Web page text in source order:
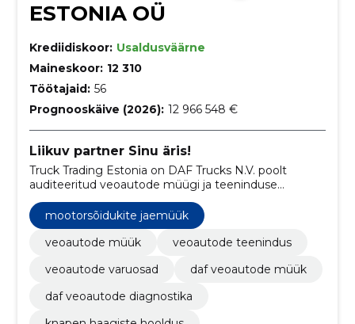
ESTONIA OÜ
Krediidiskoor: Usaldusväärne
Maineskoor: 12 310
Töötajaid: 56
Prognooskäive (2026): 12 966 548 €
Liikuv partner Sinu äris!
Truck Trading Estonia on DAF Trucks N.V. poolt
auditeeritud veoautode müügi ja teeninduse
ettevõte, mis pakub oma töötajatele paindlikku
tööaega, hoolitseb nende tervise eest ning
võimaldab professionaalset arengut.
mootorsõidukite jaemüük
veoautode müük
veoautode teenindus
veoautode varuosad
daf veoautode müük
daf veoautode diagnostika